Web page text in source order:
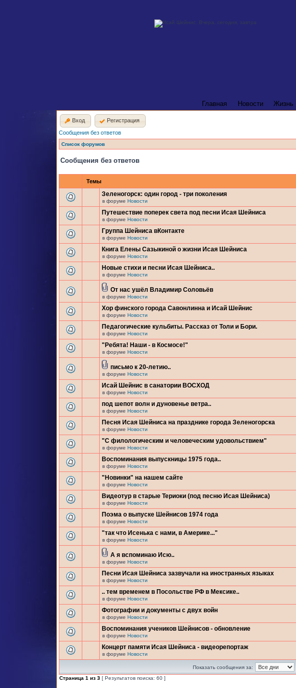
Главная Новости Жизнь
Вход Регистрация
Сообщения без ответов
Список форумов
Сообщения без ответов
Темы
Зеленогорск: один город - три поколения
в форуме Новости
Путешествие поперек света под песни Исая Шейниса
в форуме Новости
Группа Шейниса вКонтакте
в форуме Новости
Книга Елены Сазыкиной о жизни Исая Шейниса
в форуме Новости
Новые стихи и песни Исая Шейниса..
в форуме Новости
От нас ушёл Владимир Соловьёв
в форуме Новости
Хор финского города Савонлинна и Исай Шейнис
в форуме Новости
Педагогические кульбиты. Рассказ от Толи и Бори.
в форуме Новости
"Ребята! Наши - в Космосе!"
в форуме Новости
письмо к 20-летию..
в форуме Новости
Исай Шейнис в санатории ВОСХОД
в форуме Новости
под шепот волн и дуновенье ветра..
в форуме Новости
Песня Исая Шейниса на празднике города Зеленогорска
в форуме Новости
"С филологическим и человеческим удовольствием"
в форуме Новости
Воспоминания выпускницы 1975 года..
в форуме Новости
"Новинки" на нашем сайте
в форуме Новости
Видеотур в старые Териоки (под песню Исая Шейниса)
в форуме Новости
Поэма о выпуске Шейнисов 1974 года
в форуме Новости
"так что Исенька с нами, в Америке..."
в форуме Новости
А я вспоминаю Исю..
в форуме Новости
Песни Исая Шейниса зазвучали на иностранных языках
в форуме Новости
.. тем временем в Посольстве РФ в Мексике..
в форуме Новости
Фотографии и документы с двух войн
в форуме Новости
Воспоминания учеников Шейнисов - обновление
в форуме Новости
Концерт памяти Исая Шейниса - видеорепортаж
в форуме Новости
Показать сообщения за:
Страница 1 из 3 [ Результатов поиска: 60 ]